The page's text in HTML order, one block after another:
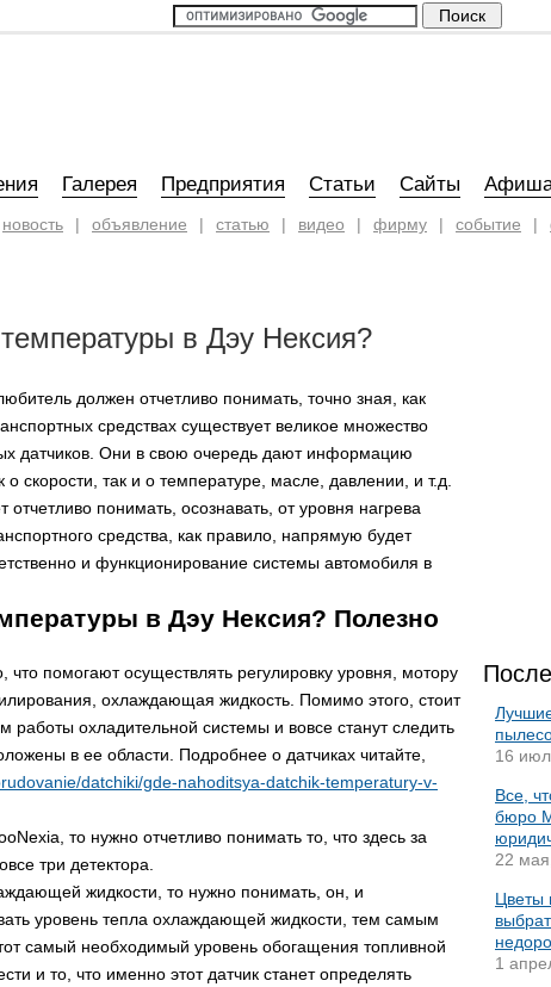
Галерея Предприятия Статьи Сайты
новость | объявление | статью | видео | фирму | событие |
в Дэу Нексия?
должен отчетливо понимать, точно зная, как
средствах существует великое множество
датчиков. Они в свою очередь дают информацию
о скорости, так и о температуре, масле, давлении, и т.д.
отчетливо понимать, осознавать, от уровня нагрева
средства, как правило, напрямую будет
и функционирование системы автомобиля в
в Дэу Нексия? Полезно
что помогают осуществлять регулировку уровня, мотору
охлаждающая жидкость. Помимо этого, стоит
работы охладительной системы и вовсе станут следить
в ее области. Подробнее о датчиках читайте,
datchiki/gde-nahoditsya-datchik-temperatury-v-
то нужно отчетливо понимать то, что здесь за
три детектора.
жидкости, то нужно понимать, он, и
уровень тепла охлаждающей жидкости, тем самым
самый необходимый уровень обогащения топливной
и то, что именно этот датчик станет определять
16
Все,
бюро
22
Цветы
1